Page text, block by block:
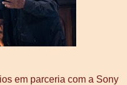
em parceria com a Sony